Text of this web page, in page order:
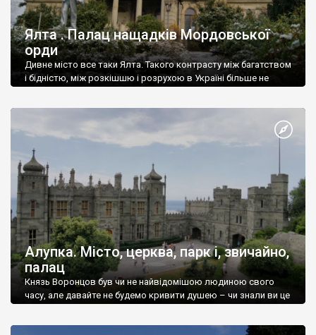
Ялта . Палац нащадків Мордовської
орди
Дивне місто все таки Ялта. Такого контрасту між багатством
і бідністю, між розкішшю і розрухою в Україні більше не
Алупка. Місто, церква, парк і, звичайно,
палац
Князь Воронцов був чи не найвідомішою людиною свого
часу, але давайте не будемо кривити душею – чи знали ви це